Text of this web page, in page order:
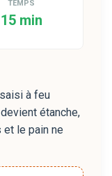
TEMPS
15 min
à feu
étanche,
et le pain ne